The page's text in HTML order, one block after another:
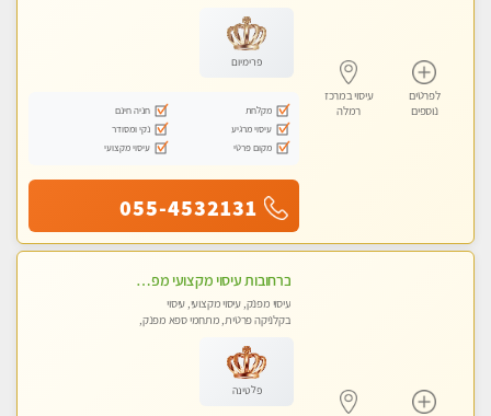
לפרטים
נוספים
עיסוי במרכז
רמלה
פרימיום
מקלחת
חניה חינם
עיסוי מרגיע
נקי ומסודר
מקום פרטי
עיסוי מקצועי
055-4532131
ברחובות עיסוי מקצועי מפנק וכול סוגי העיסויים רמה גבוהה! ללא מין !
עיסוי מפנק, עיסוי מקצועי, עיסוי
בקלניקה פרטית, מתחמי ספא מפנק,
פלטינה